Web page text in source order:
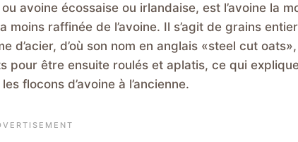
avoine écossaise ou irlandaise, est l’avoine la
raffinée de l’avoine. Il s’agit de grains
d’acier, d’où son nom en anglais «steel cut
pour être ensuite roulés et aplatis, ce qui
flocons d’avoine à l’ancienne.